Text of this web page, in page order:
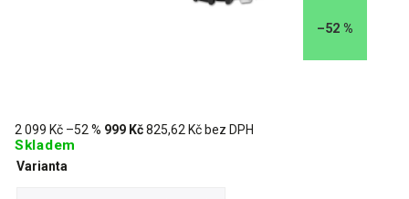
–52 %
2 099 Kč –52 % 999 Kč825,62 Kč bez DPH
Skladem
Varianta